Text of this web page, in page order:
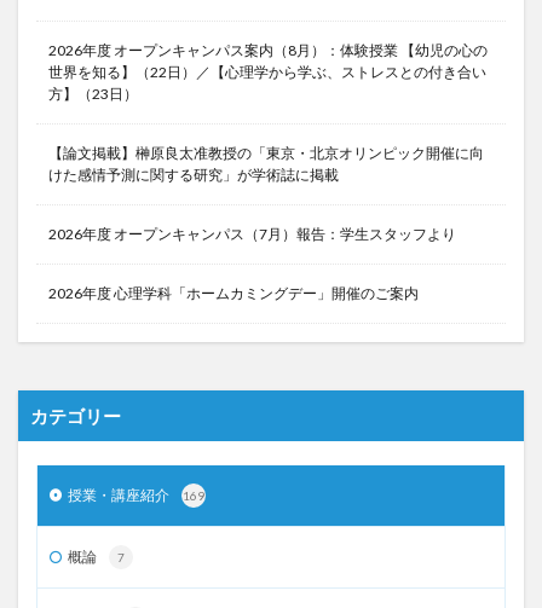
2026年度 オープンキャンパス案内（8月）：体験授業 【幼児の心の
世界を知る】（22日）／【心理学から学ぶ、ストレスとの付き合い
方】（23日）
【論文掲載】榊原良太准教授の「東京・北京オリンピック開催に向
けた感情予測に関する研究」が学術誌に掲載
2026年度 オープンキャンパス（7月）報告：学生スタッフより
2026年度 心理学科「ホームカミングデー」開催のご案内
カテゴリー
授業・講座紹介 169
概論 7